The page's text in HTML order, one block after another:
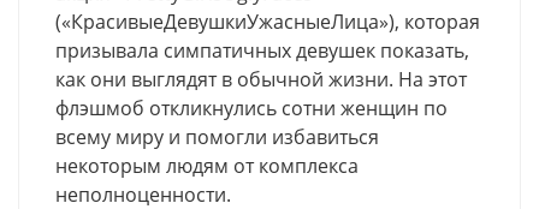
(«КрасивыеДевушкиУжасныеЛица»), которая
призывала симпатичных девушек показать,
как они выглядят в обычной жизни. На этот
флэшмоб откликнулись сотни женщин по
всему миру и помогли избавиться
некоторым людям от комплекса
неполноценности.